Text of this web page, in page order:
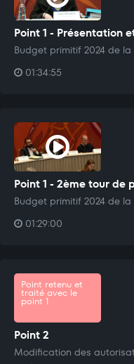
Point 1 - Présentation
Budget primitif 2024 de
01:34:55
Point 1 - 2ème tour de
Budget primitif 2024 de
01:29:00
Point retenu et
traité avec le
point 1
Point 2
Modification des